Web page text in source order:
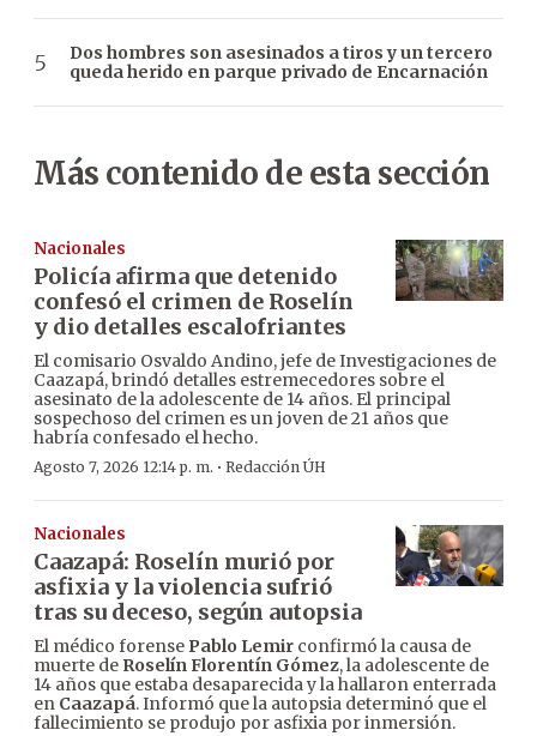
Dos hombres son asesinados a tiros y un tercero
queda herido en parque privado de Encarnación
Más contenido de esta sección
Nacionales
Policía afirma que detenido
confesó el crimen de Roselín
y dio detalles escalofriantes
El comisario Osvaldo Andino, jefe de Investigaciones de
Caazapá, brindó detalles estremecedores sobre el
asesinato de la adolescente de 14 años. El principal
sospechoso del crimen es un joven de 21 años que
habría confesado el hecho.
Agosto 7, 2026 12:14 p. m. · Redacción ÚH
Nacionales
Caazapá: Roselín murió por
asfixia y la violencia sufrió
tras su deceso, según autopsia
El médico forense Pablo Lemir confirmó la causa de
muerte de Roselín Florentín Gómez, la adolescente de
14 años que estaba desaparecida y la hallaron enterrada
en Caazapá. Informó que la autopsia determinó que el
fallecimiento se produjo por asfixia por inmersión.